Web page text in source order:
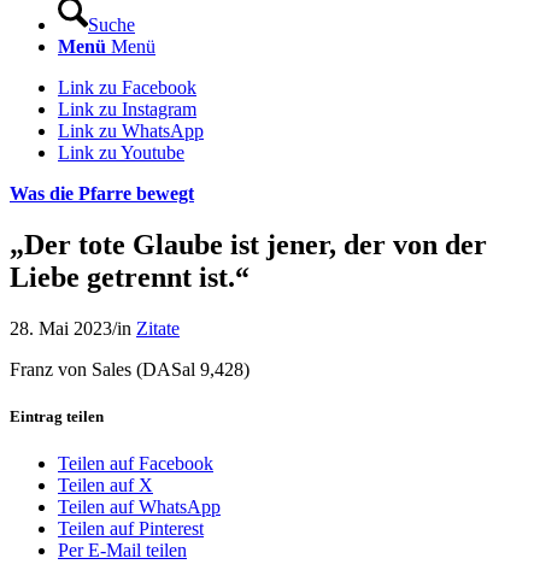
Suche
Menü Menü
Link zu Facebook
Link zu Instagram
Link zu WhatsApp
Link zu Youtube
Was die Pfarre bewegt
„Der tote Glaube ist jener, der von der
Liebe getrennt ist.“
28. Mai 2023/in Zitate
Franz von Sales (DASal 9,428)
Eintrag teilen
Teilen auf Facebook
Teilen auf X
Teilen auf WhatsApp
Teilen auf Pinterest
Per E-Mail teilen